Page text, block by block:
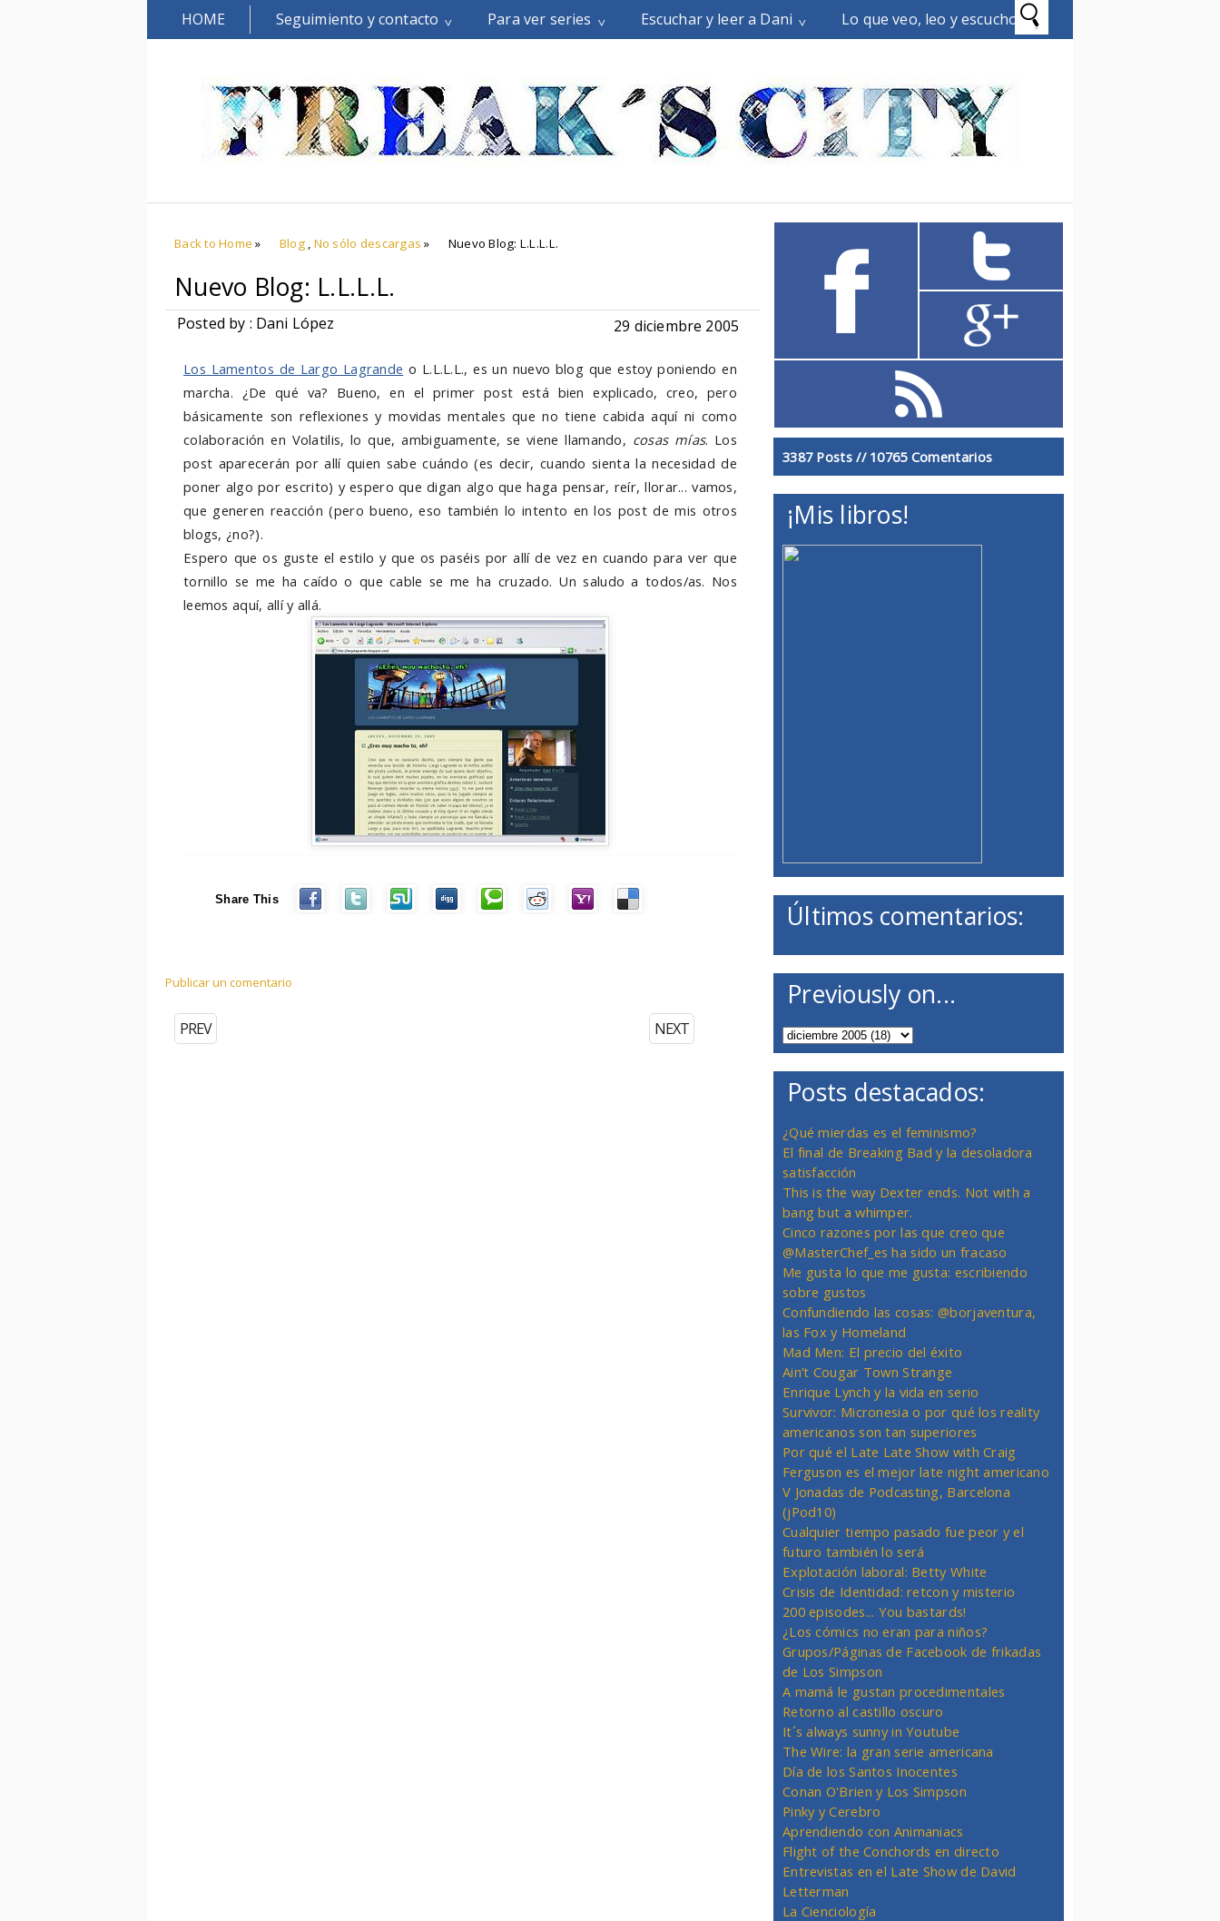
HOME Seguimiento y contacto Para ver series Escuchar y leer a Dani Lo que veo, leo y escucho
Back to Home » Blog, No sólo descargas » Nuevo Blog: L.L.L.L.
Nuevo Blog: L.L.L.L.
Posted by : Dani López 29 diciembre 2005
Los Lamentos de Largo Lagrande o L.L.L.L., es un nuevo blog que estoy poniendo en
marcha. ¿De qué va? Bueno, en el primer post está bien explicado, creo, pero
básicamente son reflexiones y movidas mentales que no tiene cabida aquí ni como
colaboración en Volatilis, lo que, ambiguamente, se viene llamando, cosas mías. Los
post aparecerán por allí quien sabe cuándo (es decir, cuando sienta la necesidad de
poner algo por escrito) y espero que digan algo que haga pensar, reír, llorar... vamos,
que generen reacción (pero bueno, eso también lo intento en los post de mis otros
blogs, ¿no?).
Espero que os guste el estilo y que os paséis por allí de vez en cuando para ver que
tornillo se me ha caído o que cable se me ha cruzado. Un saludo a todos/as. Nos
leemos aquí, allí y allá.
Share This
Publicar un comentario
NEXT
PREV
3387 Posts // 10765 Comentarios
¡Mis libros!
Últimos comentarios:
Previously on...
Posts destacados:
¿Qué mierdas es el feminismo?
El final de Breaking Bad y la desoladora
satisfacción
This is the way Dexter ends. Not with a
bang but a whimper.
Cinco razones por las que creo que
@MasterChef_es ha sido un fracaso
Me gusta lo que me gusta: escribiendo
sobre gustos
Confundiendo las cosas: @borjaventura,
las Fox y Homeland
Mad Men: El precio del éxito
Ain’t Cougar Town Strange
Enrique Lynch y la vida en serio
Survivor: Micronesia o por qué los reality
americanos son tan superiores
Por qué el Late Late Show with Craig
Ferguson es el mejor late night americano
V Jonadas de Podcasting, Barcelona
(jPod10)
Cualquier tiempo pasado fue peor y el
futuro también lo será
Explotación laboral: Betty White
Crisis de Identidad: retcon y misterio
200 episodes... You bastards!
¿Los cómics no eran para niños?
Grupos/Páginas de Facebook de frikadas
de Los Simpson
A mamá le gustan procedimentales
Retorno al castillo oscuro
It´s always sunny in Youtube
The Wire: la gran serie americana
Día de los Santos Inocentes
Conan O'Brien y Los Simpson
Pinky y Cerebro
Aprendiendo con Animaniacs
Flight of the Conchords en directo
Entrevistas en el Late Show de David
Letterman
La Cienciología